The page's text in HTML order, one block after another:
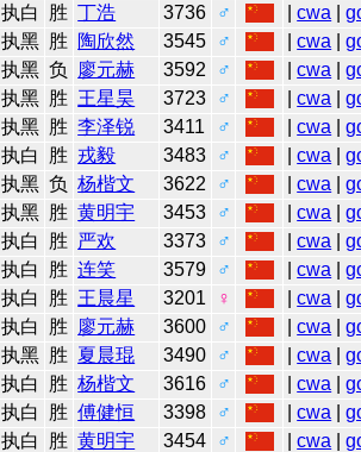
执白 胜 丁浩 3736 ♂ |cwa |
执黑 胜 陶欣然 3545 ♂ |cwa |
执黑 负 廖元赫 3592 ♂ |cwa |
执黑 胜 王星昊 3723 ♂ |cwa |
执黑 胜 李泽锐 3411 ♂ |cwa |
执白 胜 戎毅 3483 ♂ |cwa |
执黑 负 杨楷文 3622 ♂ |cwa |
执黑 胜 黄明宇 3453 ♂ |cwa |
执白 胜 严欢 3373 ♂ |cwa |
执白 胜 连笑 3579 ♂ |cwa |
执白 胜 王晨星 3201 ♀ |cwa |
执白 胜 廖元赫 3600 ♂ |cwa |
执黑 胜 夏晨琨 3490 ♂ |cwa |
执白 胜 杨楷文 3616 ♂ |cwa |
执白 胜 傅健恒 3398 ♂ |cwa |
执白 胜 黄明宇 3454 ♂ |cwa |